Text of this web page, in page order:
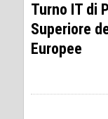
Turno IT di
Superiore
Europee